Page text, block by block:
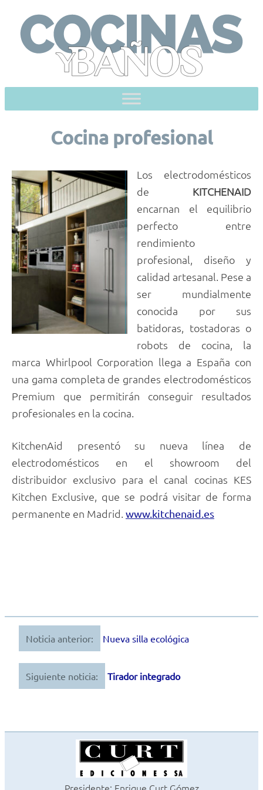
content
Cocina profesional
Los electrodomésticos
de KITCHENAID
encarnan el equilibrio
perfecto entre
rendimiento
profesional, diseño y
calidad artesanal. Pese a
ser mundialmente
conocida por sus
batidoras, tostadoras o
robots de cocina, la
marca Whirlpool Corporation llega a España con
una gama completa de grandes electrodomésticos
Premium que permitirán conseguir resultados
profesionales en la cocina.
KitchenAid presentó su nueva línea de
electrodomésticos en el showroom del
distribuidor exclusivo para el canal cocinas KES
Kitchen Exclusive, que se podrá visitar de forma
permanente en Madrid. www.kitchenaid.es
Navegación
de
entradas
Noticia anterior: Nueva silla ecológica
Siguiente noticia: Tirador integrado